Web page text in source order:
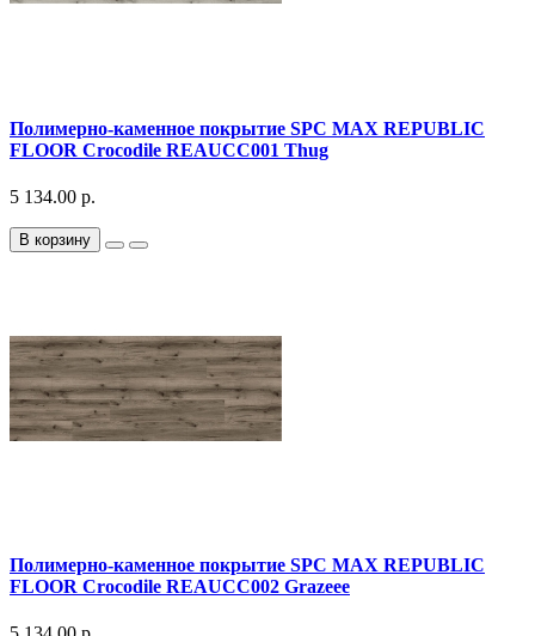
Полимерно-каменное покрытие SPC MAX REPUBLIC
FLOOR Crocodile REAUCC001 Thug
5 134.00 р.
В корзину
Полимерно-каменное покрытие SPC MAX REPUBLIC
FLOOR Crocodile REAUCC002 Grazeee